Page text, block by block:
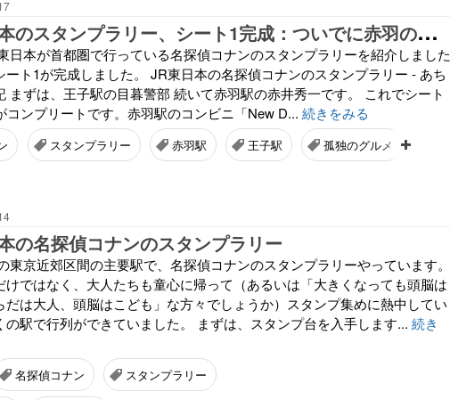
J
R東日本のスタンプラリー、シート1完成：ついでに赤羽の「孤独のグルメ」聖地再訪
日本が首都圏で行っている名探偵コナンのスタンプラリーを紹介しました
ート1が完成しました。 JR東日本の名探偵コナンのスタンプラリー - あち
まずは、王子駅の目暮警部 続いて赤羽駅の赤井秀一です。 これでシート
コンプリートです。赤羽駅のコンビニ「New D... 続きをみる
スタンプラリー 赤羽駅 王子駅 孤独のグルメ
の名探偵コナンのスタンプラリー
東京近郊区間の主要駅で、名探偵コナンのスタンプラリーやっています。
けではなく、大人たちも童心に帰って（あるいは「大きくなっても頭脳は
だは大人、頭脳はこども」な方々でしょうか）スタンプ集めに熱中してい
の駅で行列ができていました。 まずは、スタンプ台を入手します... 続き
名探偵コナン スタンプラリー